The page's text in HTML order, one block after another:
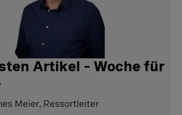
Artikel – Woche für
Meier, Ressortleiter